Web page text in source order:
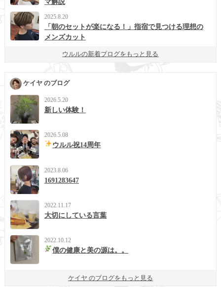
マ解説
2025.8.20
「朝のセットが楽になる！」指宿で見つける理想の
メンズカット
ウルルの新着ブログをもっと見る
ケイヤ のブログ
2026.5.20
新しい体験！
2026.5.08
ウルル祝14周年
2023.8.06
1691283647
2022.11.17
大切にしている言葉
2022.10.12
僕の健康と美の源は。。
ケイヤ のブログをもっと見る